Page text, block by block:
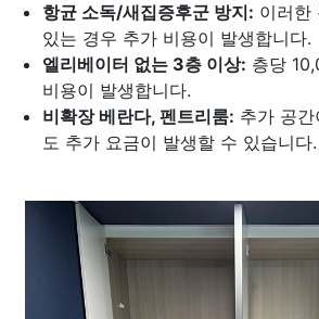
항균 소독/새집증후군 방지: 이러한
있는 경우 추가 비용이 발생합니다.
엘리베이터 없는 3층 이상: 층당
비용이 발생합니다.
비확장 베란다, 펜트리룸: 추가 공
도 추가 요금이 발생할 수 있습니다.